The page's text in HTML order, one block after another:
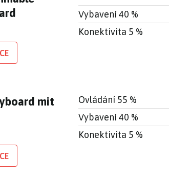
Vybavení 40 %
Konektivita 5 %
mit
Ovládání 55 %
Vybavení 40 %
Konektivita 5 %